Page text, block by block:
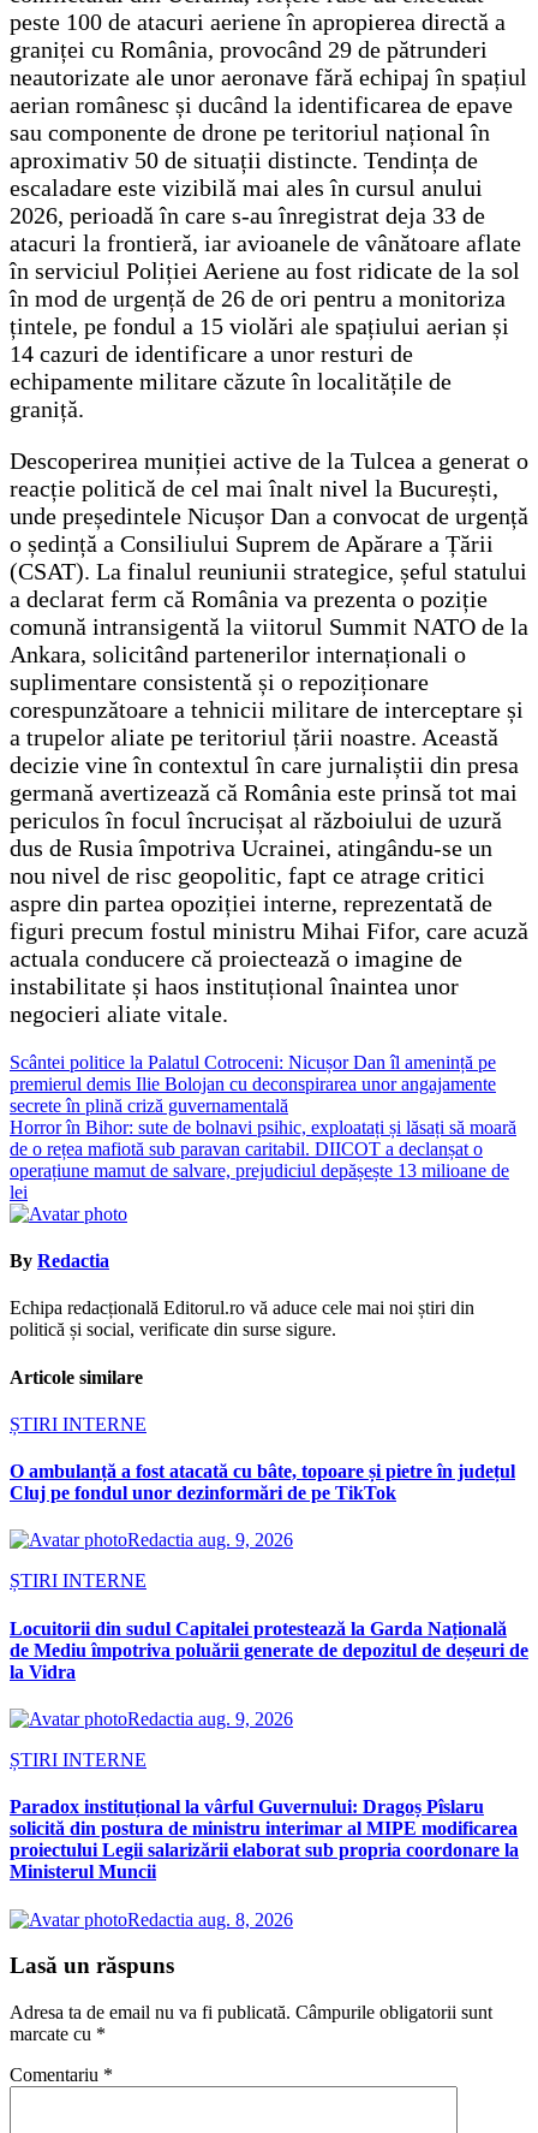
peste 100 de atacuri aeriene în apropierea directă a
graniței cu România, provocând 29 de pătrunderi
neautorizate ale unor aeronave fără echipaj în spațiul
aerian românesc și ducând la identificarea de epave
sau componente de drone pe teritoriul național în
aproximativ 50 de situații distincte. Tendința de
escaladare este vizibilă mai ales în cursul anului
2026, perioadă în care s-au înregistrat deja 33 de
atacuri la frontieră, iar avioanele de vânătoare aflate
în serviciul Poliției Aeriene au fost ridicate de la sol
în mod de urgență de 26 de ori pentru a monitoriza
țintele, pe fondul a 15 violări ale spațiului aerian și
14 cazuri de identificare a unor resturi de
echipamente militare căzute în localitățile de
graniță.
Descoperirea muniției active de la Tulcea a generat o
reacție politică de cel mai înalt nivel la București,
unde președintele Nicușor Dan a convocat de urgență
o ședință a Consiliului Suprem de Apărare a Țării
(CSAT). La finalul reuniunii strategice, șeful statului
a declarat ferm că România va prezenta o poziție
comună intransigentă la viitorul Summit NATO de la
Ankara, solicitând partenerilor internaționali o
suplimentare consistentă și o repoziționare
corespunzătoare a tehnicii militare de interceptare și
a trupelor aliate pe teritoriul țării noastre. Această
decizie vine în contextul în care jurnaliștii din presa
germană avertizează că România este prinsă tot mai
periculos în focul încrucișat al războiului de uzură
dus de Rusia împotriva Ucrainei, atingându-se un
nou nivel de risc geopolitic, fapt ce atrage critici
aspre din partea opoziției interne, reprezentată de
figuri precum fostul ministru Mihai Fifor, care acuză
actuala conducere că proiectează o imagine de
instabilitate și haos instituțional înaintea unor
negocieri aliate vitale.
Navigare
în
articole
Scântei politice la Palatul Cotroceni: Nicușor Dan îl amenință pe
premierul demis Ilie Bolojan cu deconspirarea unor angajamente
secrete în plină criză guvernamentală
Horror în Bihor: sute de bolnavi psihic, exploatați și lăsați să moară
de o rețea mafiotă sub paravan caritabil. DIICOT a declanșat o
operațiune mamut de salvare, prejudiciul depășește 13 milioane de
lei
By Redactia
Echipa redacțională Editorul.ro vă aduce cele mai noi știri din
politică și social, verificate din surse sigure.
Articole similare
ȘTIRI INTERNE
O ambulanță a fost atacată cu bâte, topoare și pietre în județul
Cluj pe fondul unor dezinformări de pe TikTok
Redactia aug. 9, 2026
ȘTIRI INTERNE
Locuitorii din sudul Capitalei protestează la Garda Națională
de Mediu împotriva poluării generate de depozitul de deșeuri de
la Vidra
Redactia aug. 9, 2026
ȘTIRI INTERNE
Paradox instituțional la vârful Guvernului: Dragoș Pîslaru
solicită din postura de ministru interimar al MIPE modificarea
proiectului Legii salarizării elaborat sub propria coordonare la
Ministerul Muncii
Redactia aug. 8, 2026
Lasă un răspuns
Adresa ta de email nu va fi publicată. Câmpurile obligatorii sunt
marcate cu *
Comentariu *